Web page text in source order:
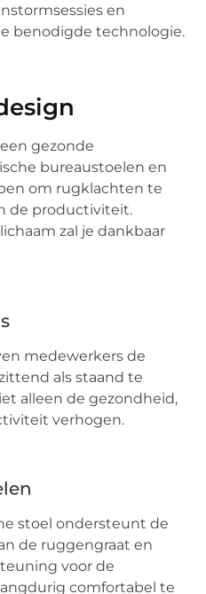
en
benodigde technologie.
gezonde
bureaustoelen en
om rugklachten te
de productiviteit.
zal je dankbaar
medewerkers de
als staand te
alleen de gezondheid,
verhogen.
stoel ondersteunt de
de ruggengraat en
voor de
comfortabel te